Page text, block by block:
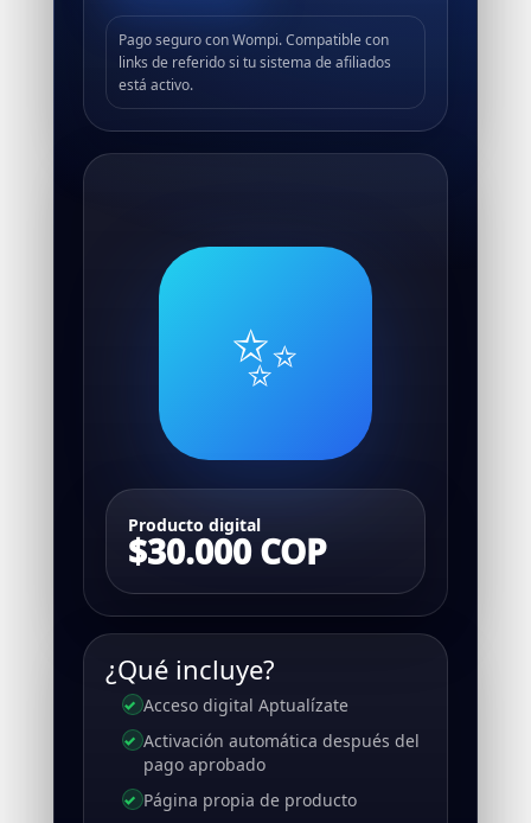
Pago seguro con Wompi. Compatible con
links de referido si tu sistema de afiliados
está activo.
✨
Producto digital
$30.000 COP
¿Qué incluye?
Acceso digital Aptualízate
Activación automática después del
pago aprobado
Página propia de producto